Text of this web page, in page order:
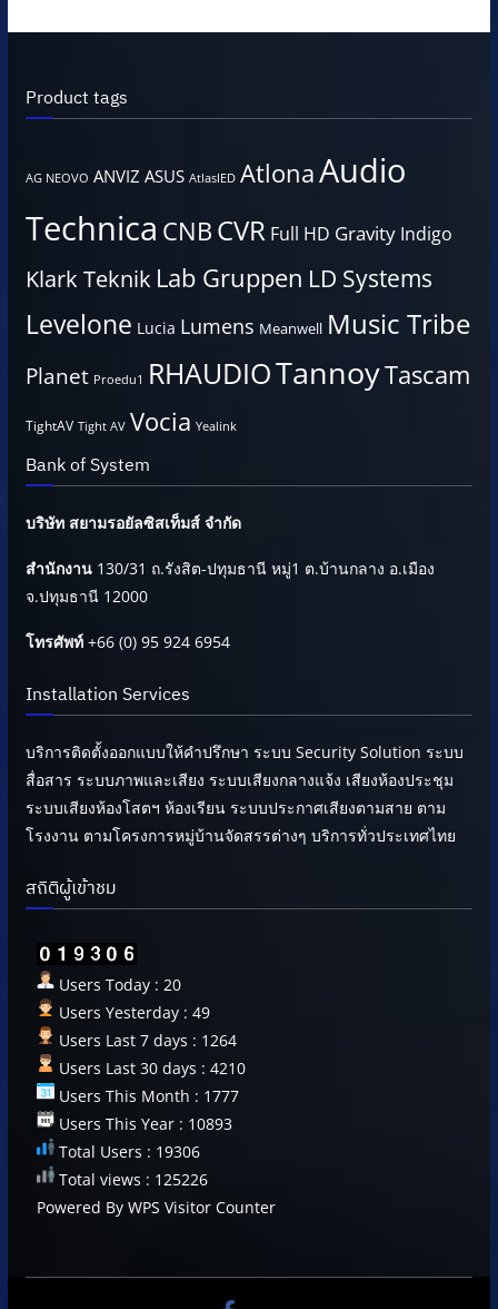
Product tags
AG NEOVO ANVIZ ASUS AtlasIED AtlonaAudio
Technica CNBCVR Full HD Gravity Indigo
Klark Teknik Lab Gruppen LD Systems
Levelone Lucia Lumens Meanwell Music Tribe
Planet Proedu1 RHAUDIOTannoyTascam
TightAV Tight AV Vocia Yealink
Bank of System
บริษัท สยามรอยัลซิสเท็มส์ จำกัด
สำนักงาน130/31 ถ.รังสิต-ปทุมธานี หมู่1 ต.บ้านกลาง อ.เมือง
จ.ปทุมธานี 12000
โทรศัพท์+66 (0) 95 924 6954
Installation Services
บริการติดตั้งออกแบบให้คำปรึกษา ระบบ Security Solution ระบบ
สื่อสาร ระบบภาพและเสียง ระบบเสียงกลางแจ้ง เสียงห้องประชุม
ระบบเสียงห้องโสตฯ ห้องเรียน ระบบประกาศเสียงตามสาย ตาม
โรงงาน ตามโครงการหมู่บ้านจัดสรรต่างๆ บริการทั่วประเทศไทย
สถิติผู้เข้าชม
Users Today : 20
Users Yesterday : 49
Users Last 7 days : 1264
Users Last 30 days : 4210
Users This Month : 1777
Users This Year : 10893
Total Users : 19306
Total views : 125226
Powered By WPS Visitor Counter